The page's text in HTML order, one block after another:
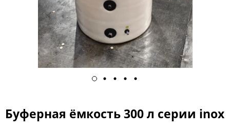
Буферная ёмкость 300 л серии inox